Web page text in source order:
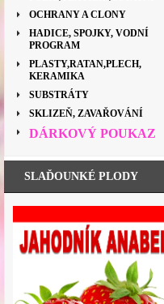
OCHRANY A CLONY
HADICE, SPOJKY, VODNÍ
PROGRAM
PLASTY,RATAN,PLECH,
KERAMIKA
SUBSTRÁTY
SKLIZEŇ, ZAVAŘOVÁNÍ
DÁRKOVÝ POUKAZ
SLAĎOUNKÉ PLODY